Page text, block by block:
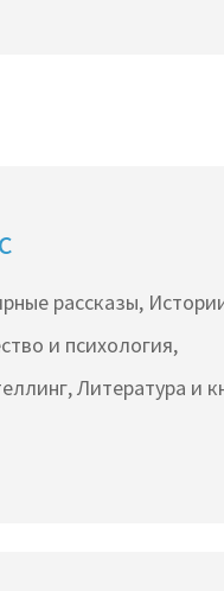
рассказы,
и психология,
Литература и